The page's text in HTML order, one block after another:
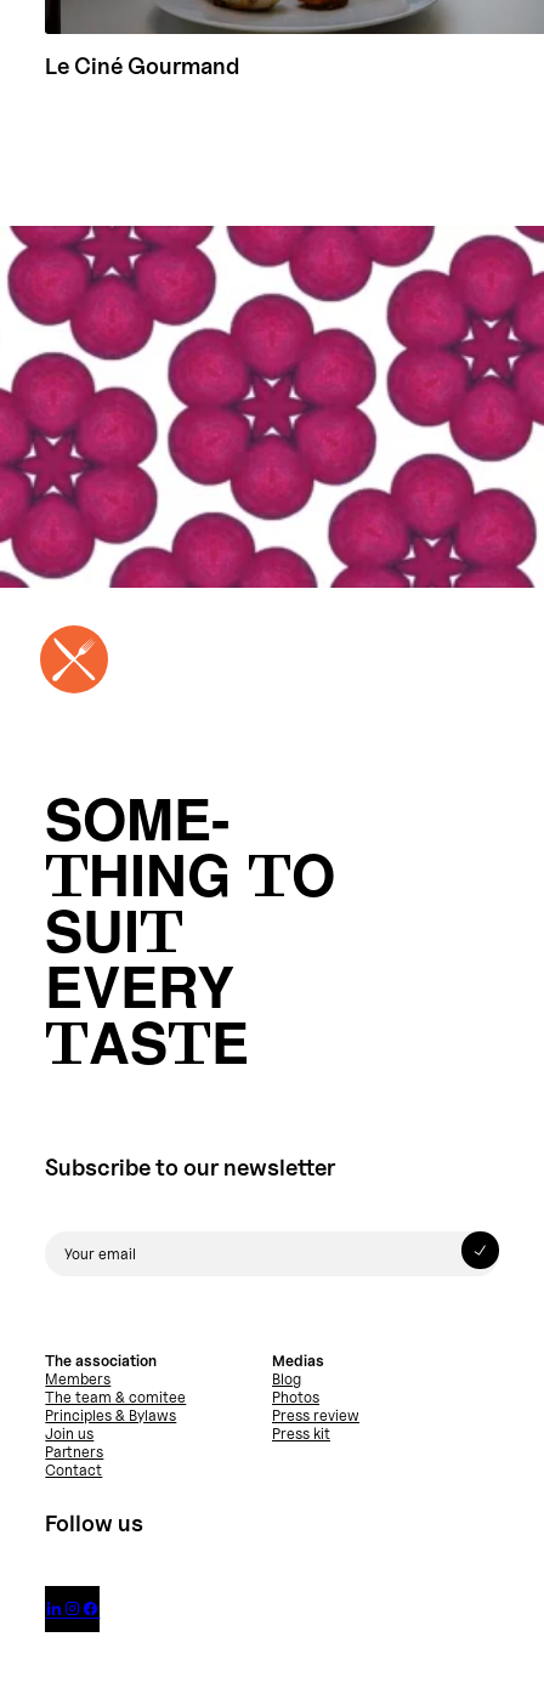
Le Ciné Gourmand
SOME-
THING TO
SUIT
EVERY
TASTE
Subscribe to our newsletter
The association
Members
The team & comitee
Principles & Bylaws
Join us
Partners
Contact
Medias
Blog
Photos
Press review
Press kit
Follow us
  